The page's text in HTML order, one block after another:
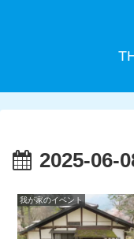
2025-06-
我が家のイベント